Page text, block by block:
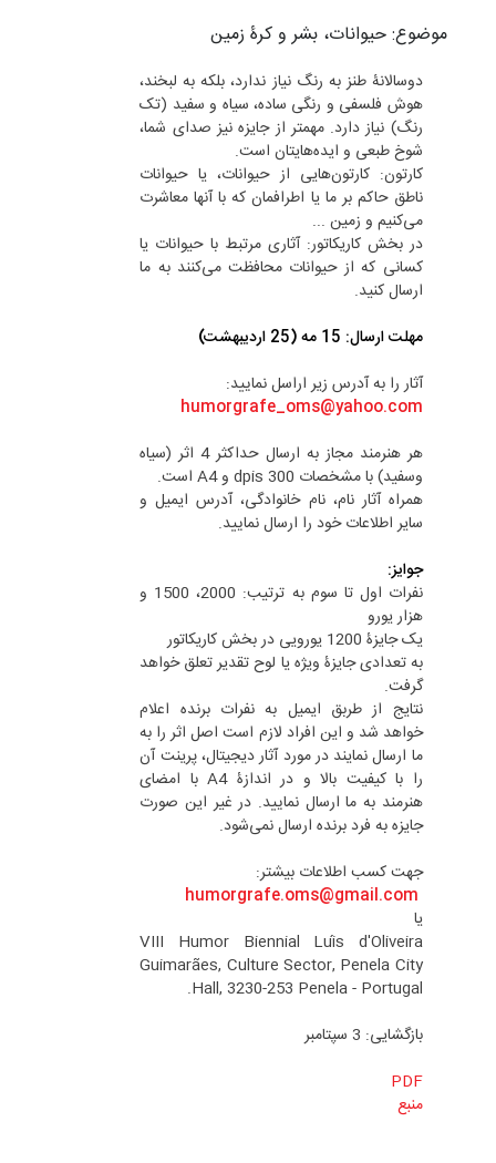
موضوع: حیوانات، بشر و کرۀ زمین
دوسالانۀ طنز به رنگ نیاز ندارد، بلکه به لبخند،
هوش فلسفی و رنگی ساده، سیاه و سفید (تک
رنگ) نیاز دارد. مهمتر از جایزه نیز صدای شما،
شوخ طبعی و ایده‌هایتان است.
کارتون‌: کارتون‌هایی از حیوانات، یا حیوانات
ناطق حاکم بر ما یا اطرافمان که با آنها معاشرت
می‌کنیم و زمین ...
در بخش کاریکاتور: آثاری مرتبط با حیوانات یا
کسانی که از حیوانات محافظت می‌کنند به ما
ارسال کنید.
مهلت ارسال: 15 مه (25 اردیبهشت)
آثار را به آدرس زیر اراسل نمایید:
humorgrafe_oms@yahoo.com
هر هنرمند مجاز به ارسال حداکثر 4 اثر (سیاه
وسفید) با مشخصات dpis 300 و A4 است.
همراه آثار نام، نام خانوادگی، آدرس ایمیل و
سایر اطلاعات خود را ارسال نمایید.
جوایز:
نفرات اول تا سوم به ترتیب: 2000، 1500 و
هزار یورو
یک جایزۀ 1200 یورویی در بخش کاریکاتور
به تعدادی جایزۀ ویژه یا لوح تقدیر تعلق خواهد
گرفت.
نتایج از طربق ایمیل به نفرات برنده اعلام
خواهد شد و این افراد لازم است اصل اثر را به
ما ارسال نمایند در مورد آثار دیجیتال، پرینت آن
را با کیفیت بالا و در اندازۀ A4 با امضای
هنرمند به ما ارسال نمایید. در غیر این صورت
جایزه به فرد برنده ارسال نمی‌شود.
جهت کسب اطلاعات بیشتر:
humorgrafe.oms@gmail.com
یا
VIII Humor Biennial Luís d'Oliveira
Guimarães, Culture Sector, Penela City
Hall, 3230-253 Penela - Portugal.
بازگشایی: 3 سپتامبر
PDF
منبع